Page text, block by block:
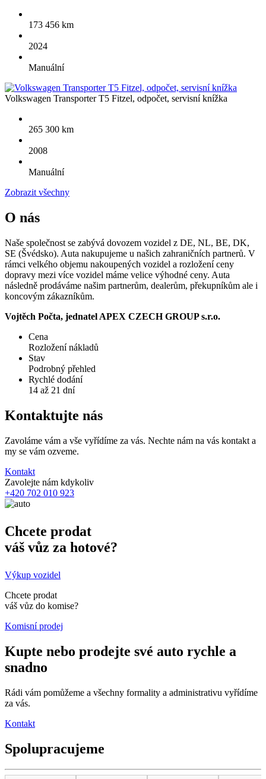
173 456 km
2024
Manuální
Volkswagen Transporter T5 Fitzel, odpočet, servisní knížka
265 300 km
2008
Manuální
Zobrazit všechny
O nás
Naše společnost se zabývá dovozem vozidel z DE, NL, BE, DK,
SE (Švédsko). Auta nakupujeme u našich zahraničních partnerů. V
rámci velkého objemu nakoupených vozidel a rozložení ceny
dopravy mezi více vozidel máme velice výhodné ceny. Auta
následně prodáváme našim partnerům, dealerům, překupníkům ale i
koncovým zákazníkům.
Vojtěch Počta, jednatel APEX CZECH GROUP s.r.o.
Cena
Rozložení nákladů
Stav
Podrobný přehled
Rychlé dodání
14 až 21 dní
Kontaktujte nás
Zavoláme vám a vše vyřídíme za vás. Nechte nám na vás kontakt a
my se vám ozveme.
Kontakt
Zavolejte nám kdykoliv
+420 702 010 923
Chcete prodat
váš vůz za hotové?
Výkup vozidel
Chcete prodat
váš vůz do komise?
Komisní prodej
Kupte nebo prodejte své auto rychle a
snadno
Rádi vám pomůžeme a všechny formality a administrativu vyřídíme
za vás.
Kontakt
Spolupracujeme